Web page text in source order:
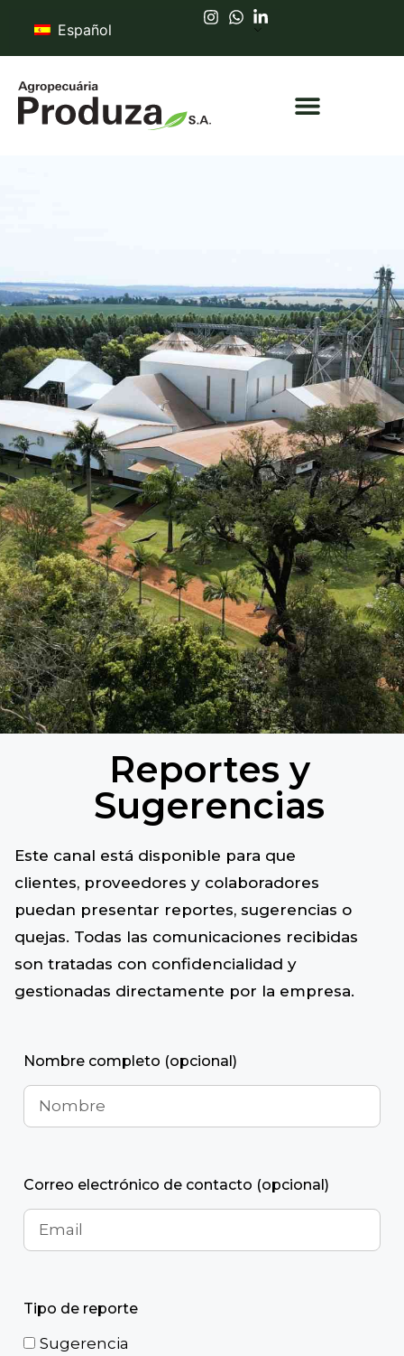
Español
Reportes y
Sugerencias
Este canal está disponible para que
clientes, proveedores y colaboradores
puedan presentar reportes, sugerencias o
quejas. Todas las comunicaciones recibidas
son tratadas con confidencialidad y
gestionadas directamente por la empresa.
Nombre completo (opcional)
Correo electrónico de contacto (opcional)
Tipo de reporte
Sugerencia